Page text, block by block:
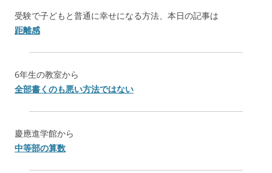
受験で子どもと普通に幸せになる方法、本日の記事は
距離感
6年生の教室から
全部書くのも悪い方法ではない
慶應進学館から
中等部の算数